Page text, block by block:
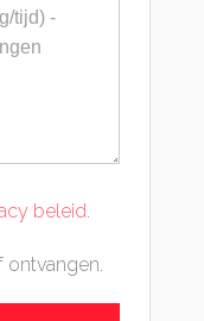
beleid.
ontvangen.